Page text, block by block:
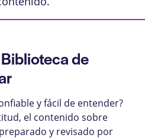
de
y fácil de entender?
el contenido sobre
y revisado por